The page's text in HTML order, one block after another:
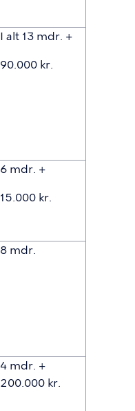
I alt 13 mdr. +
90.000 kr.
6 mdr. +
15.000 kr.
8 mdr.
4 mdr. +
200.000 kr.